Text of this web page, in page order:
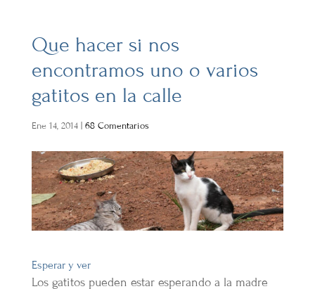
Que hacer si nos
encontramos uno o varios
gatitos en la calle
Ene 14, 2014| 68 Comentarios
Esperar y ver
Los gatitos pueden estar esperando a la madre